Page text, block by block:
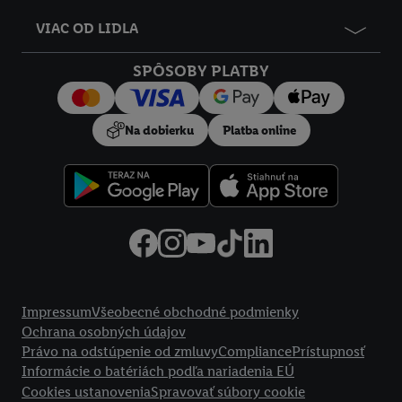
VIAC OD LIDLA
SPÔSOBY PLATBY
Na dobierku Platba online
ImpressumVšeobecné obchodné podmienky
Ochrana osobných údajov
Právo na odstúpenie od zmluvyCompliancePrístupnosť
Informácie o batériách podľa nariadenia EÚ
Cookies ustanoveniaSpravovať súbory cookie
Kliknutím na možnosť "
používanie potrebných technológií. Kliknutím na "Súhlasím"
vyjadríte súhlas so spracúvaním na všetky vyššie uvedené účely.
Ďalšie informácie vrátane informácií o dobe uchovávania
údajov a Vašom práve kedykoľvek odvolať súhlas s účinnosťou
do budúcnosti nájdete v našichzásadách ochrany osobných
.Imprint nájdete tu.